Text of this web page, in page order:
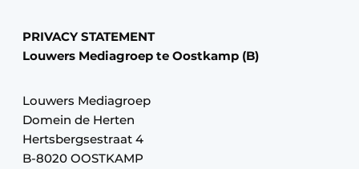
PRIVACY STATEMENT
Louwers Mediagroep te Oostkamp (B)
Louwers Mediagroep
Domein de Herten
Hertsbergsestraat 4
B-8020 OOSTKAMP